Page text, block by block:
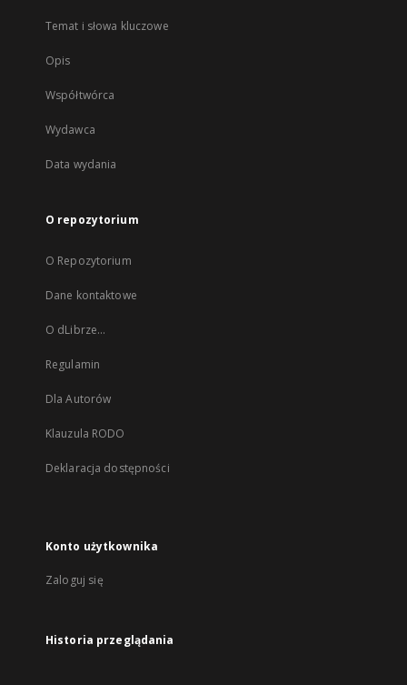
Temat i słowa kluczowe
Opis
Współtwórca
Wydawca
Data wydania
O repozytorium
O Repozytorium
Dane kontaktowe
O dLibrze...
Regulamin
Dla Autorów
Klauzula RODO
Deklaracja dostępności
Konto użytkownika
Zaloguj się
Historia przeglądania